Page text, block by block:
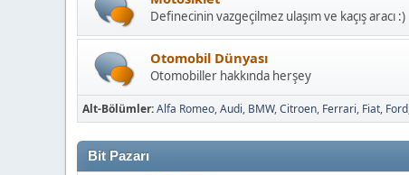
Definecinin vazgeçilmez ulaşım ve kaçış aracı :)
Otomobil Dünyası
Otomobiller hakkında herşey
Alt-Bölümler Alfa Romeo Audi BMW Citroen Ferrari Fiat Ford
Bit Pazarı